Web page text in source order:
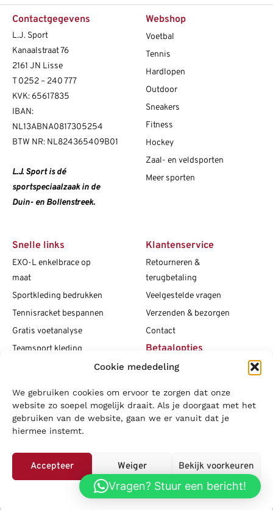
Cookie mededeling
We gebruiken cookies om ervoor te zorgen dat onze
website zo soepel mogelijk draait. Als je doorgaat met het
gebruiken van de website, gaan we er vanuit dat je
hiermee instemt.
Accepteer Weiger Bekijk voorkeuren
Privacybeleid
Contactgegevens
L.J. Sport
Kanaalstraat 76
2161 JN Lisse
T0252 – 240 777
KVK: 65617835
IBAN:
NL13ABNA0817305254
BTW NR: NL824365409B01
L.J. Sport is dé
sportspeciaalzaak in de
Duin- en Bollenstreek.
Webshop
Voetbal
Tennis
Hardlopen
Outdoor
Sneakers
Fitness
Hockey
Zaal- en veldsporten
Meer sporten
Snelle links
EXO-L enkelbrace op
maat
Sportkleding bedrukken
Tennisracket bespannen
Gratis voetanalyse
Teamsport kleding
Vacatures
Blogs
Klantenservice
Retourneren &
terugbetaling
Veelgestelde vragen
Verzenden & bezorgen
Contact
Betaalopties
Social media
LOWA|Adidas| Mizuno| Nike|Speedo|Asics |Babolat|Falke
|
Superfeet
Vragen? Stuur een bericht!